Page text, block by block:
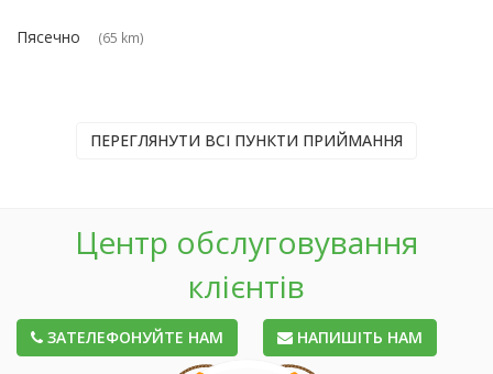
Пясечно (65 km)
ПЕРЕГЛЯНУТИ ВСІ ПУНКТИ ПРИЙМАННЯ
Центр обслуговування
клієнтів
ЗАТЕЛЕФОНУЙТЕ НАМ НАПИШІТЬ НАМ